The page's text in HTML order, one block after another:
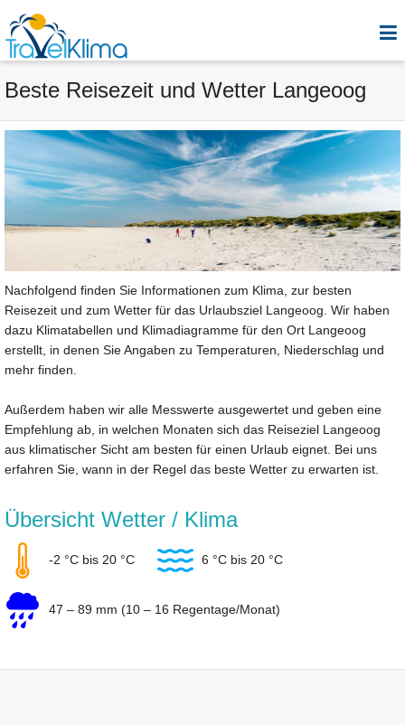
Beste Reisezeit und Wetter Langeoog
Nachfolgend finden Sie Informationen zum Klima, zur besten
Reisezeit und zum Wetter für das Urlaubsziel Langeoog. Wir haben
dazu Klimatabellen und Klimadiagramme für den Ort Langeoog
erstellt, in denen Sie Angaben zu Temperaturen, Niederschlag und
mehr finden.
Außerdem haben wir alle Messwerte ausgewertet und geben eine
Empfehlung ab, in welchen Monaten sich das Reiseziel Langeoog
aus klimatischer Sicht am besten für einen Urlaub eignet. Bei uns
erfahren Sie, wann in der Regel das beste Wetter zu erwarten ist.
Übersicht Wetter / Klima
-2 °C bis 20 °C 6 °C bis 20 °C
47 – 89 mm (10 – 16 Regentage/Monat)